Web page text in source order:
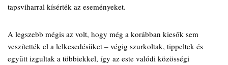
tapsviharral kísérték az eseményeket.
A legszebb mégis az volt, hogy még a korábban kiesők sem
veszítették el a lelkesedésüket – végig szurkoltak, tippeltek és
együtt izgultak a többiekkel, így az este valódi közösségi